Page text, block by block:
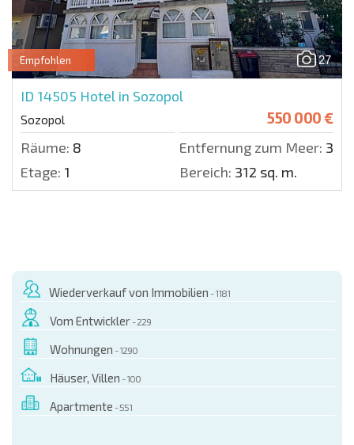
27
Empfohlen
ID 14505 Hotel in Sozopol
Sozopol 550 000 €
Räume: 8 Entfernung zum Meer: 300
Etage: 1 Bereich: 312 sq. m.
Wiederverkauf von Immobilien - 1181
Vom Entwickler - 229
Wohnungen - 1290
Häuser, Villen - 100
Apartmente - 551